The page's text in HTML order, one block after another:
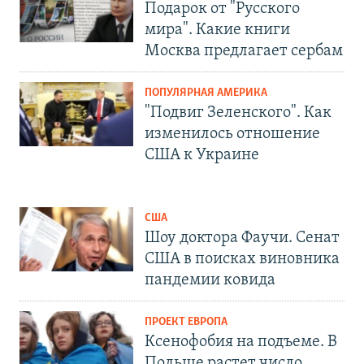
Подарок от "Русского
мира". Какие книги
Москва предлагает сербам
ПОПУЛЯРНАЯ АМЕРИКА
"Подвиг Зеленского". Как
изменилось отношение
США к Украине
США
Шоу доктора Фаучи. Сенат
США в поисках виновника
пандемии ковида
ПРОЕКТ ЕВРОПА
Ксенофобия на подъеме. В